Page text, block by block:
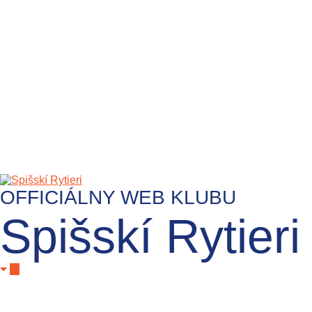
OFFICIÁLNY WEB KLUBU
Spišskí Rytieri